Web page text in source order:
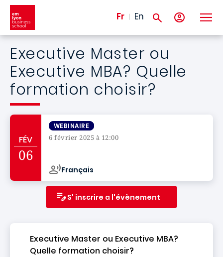
Aller au contenu principal
Fr En
Executive Master ou
Executive MBA? Quelle
formation choisir?
FÉV
06
WEBINAIRE
6 février 2025 à 12:00
Français
S' inscrire a l'évènement
Executive Master ou Executive MBA?
Quelle formation choisir?